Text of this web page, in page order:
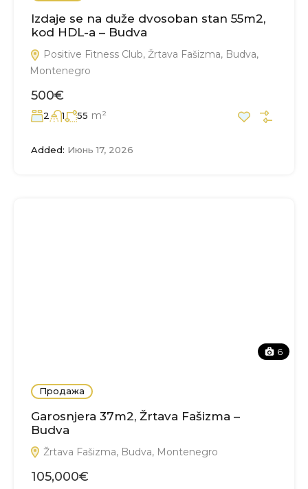
Izdaje se na duže dvosoban stan 55m2,
kod HDL-a – Budva
Positive Fitness Club, Žrtava Fašizma, Budva,
Montenegro
500€
2 1 55 m²
Added: Июнь 17, 2026
6
Продажа
Garosnjera 37m2, Žrtava Fašizma –
Budva
Žrtava Fašizma, Budva, Montenegro
105,000€